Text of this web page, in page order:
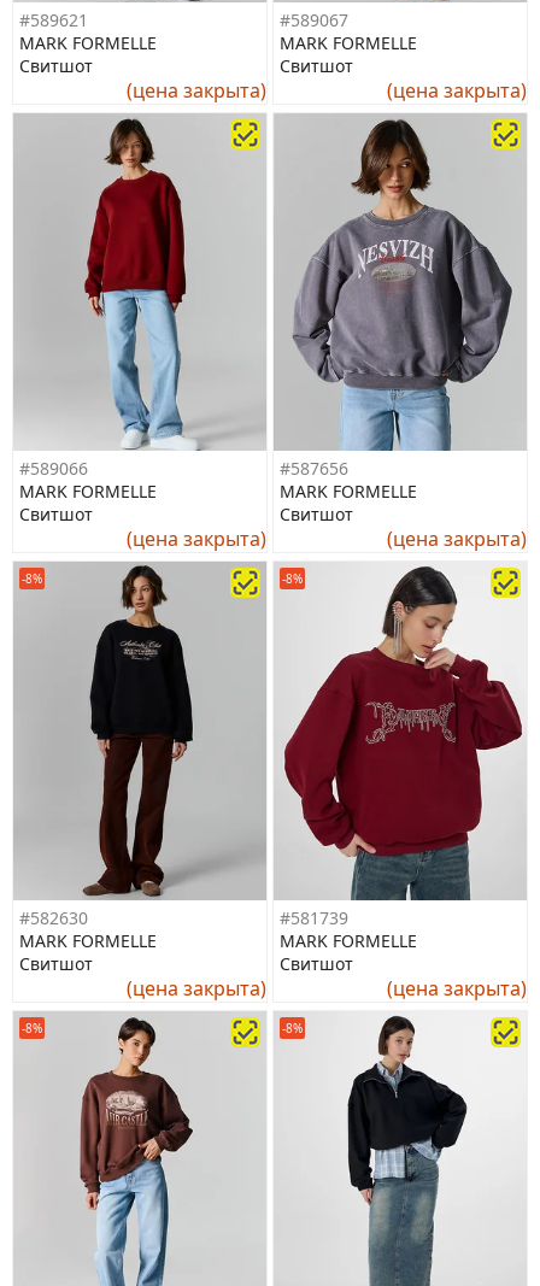
#589621
MARK FORMELLE
Свитшот
(цена закрыта)
#589067
MARK FORMELLE
Свитшот
(цена закрыта)
#589066
MARK FORMELLE
Свитшот
(цена закрыта)
#587656
MARK FORMELLE
Свитшот
(цена закрыта)
-8%
#582630
MARK FORMELLE
Свитшот
(цена закрыта)
-8%
#581739
MARK FORMELLE
Свитшот
(цена закрыта)
-8% -8%